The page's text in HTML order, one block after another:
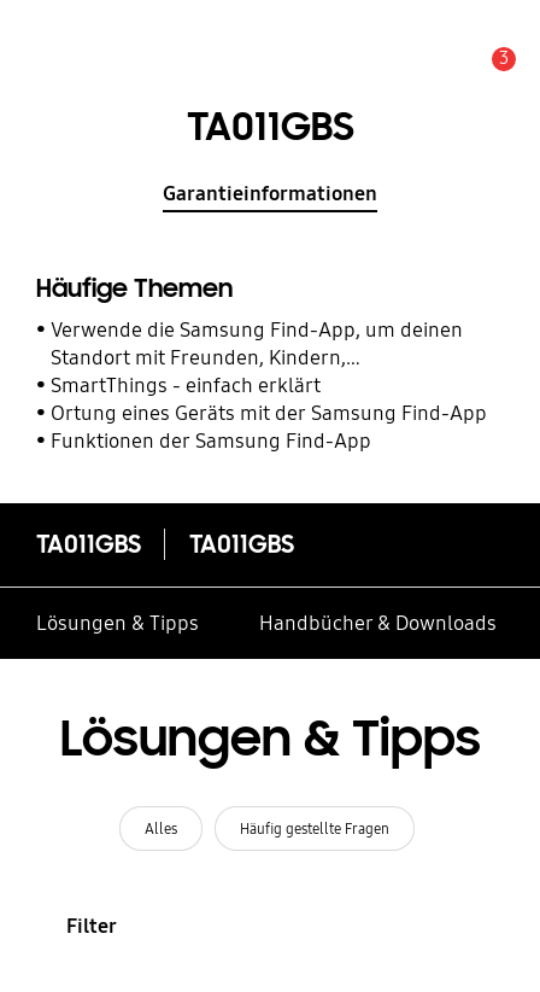
3
TA011GBS
Garantieinformationen
Häufige Themen
Verwende die Samsung Find-App, um deinen
Standort mit Freunden, Kindern,
Familienmitgliedern und anderen Kontakten zu
teilen
SmartThings - einfach erklärt
Ortung eines Geräts mit der Samsung Find-App
Funktionen der Samsung Find-App
TA011GBS TA011GBS
Lösungen & Tipps Handbücher & Downloads
Lösungen & Tipps
Alles Häufig gestellte Fragen
Filter